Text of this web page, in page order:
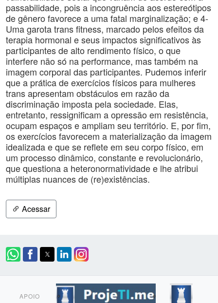
passabilidade, pois a incongruência aos estereótipos
de gênero favorece a uma fatal marginalização; e 4-
Uma garota trans fitness, marcado pelos efeitos da
terapia hormonal e seus impactos significativos às
participantes de alto rendimento físico, o que
interfere não só na performance, mas também na
imagem corporal das participantes. Pudemos inferir
que a prática de exercícios físicos para mulheres
trans apresentam obstáculos em razão da
discriminação imposta pela sociedade. Elas,
entretanto, ressignificam a opressão em resistência,
ocupam espaços e ampliam seu território. E, por fim,
os exercícios favorecem a materialização da imagem
idealizada e que se reflete em seu corpo físico, em
um processo dinâmico, constante e revolucionário,
que questiona a heteronormatividade e lhe atribui
múltiplas nuances de (re)existências.
Acessar
APOIO